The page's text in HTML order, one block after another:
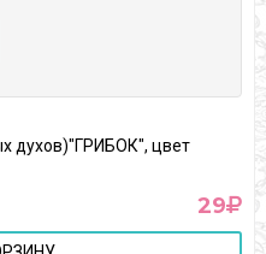
духов)"ГРИБОК", цвет
29